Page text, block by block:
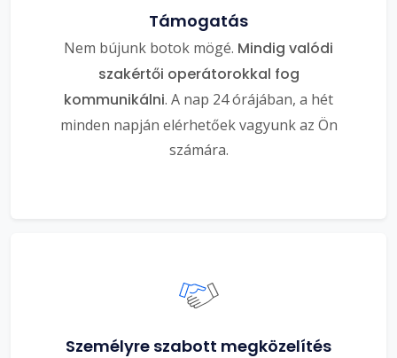
Támogatás
Nem bújunk botok mögé. Mindig valódi
szakértői operátorokkal fog
kommunikálni. A nap 24 órájában, a hét
minden napján elérhetőek vagyunk az Ön
számára.
Személyre szabott megközelítés